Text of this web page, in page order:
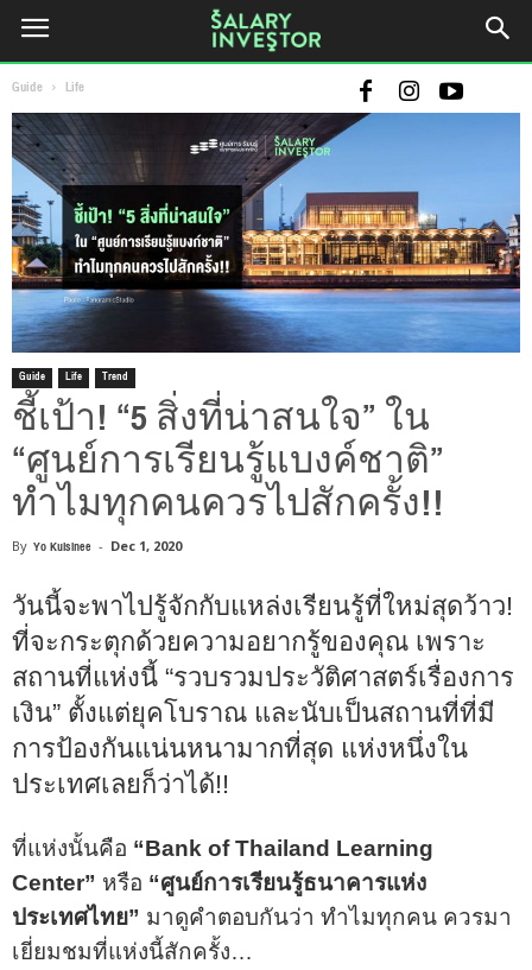
Guide Life
Guide Life Trend
ชี้เป้า! “5 สิ่งที่น่าสนใจ” ใน
“ศูนย์การเรียนรู้แบงค์ชาติ”
ทำไมทุกคนควรไปสักครั้ง!!
By Yo Kulsinee - Dec 1, 2020
วันนี้จะพาไปรู้จักกับแหล่งเรียนรู้ที่ใหม่สุดว้าว!
ที่จะกระตุกด้วยความอยากรู้ของคุณ เพราะ
สถานที่แห่งนี้ “รวบรวมประวัติศาสตร์เรื่องการ
เงิน” ตั้งแต่ยุคโบราณ และนับเป็นสถานที่ที่มี
การป้องกันแน่นหนามากที่สุด แห่งหนึ่งใน
ประเทศเลยก็ว่าได้!!
ที่แห่งนั้นคือ “Bank of Thailand Learning
Center” หรือ “ศูนย์การเรียนรู้ธนาคารแห่ง
ประเทศไทย” มาดูคำตอบกันว่า ทำไมทุกคน ควรมา
เยี่ยมชมที่แห่งนี้สักครั้ง…